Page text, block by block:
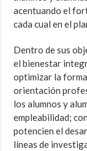
acentuando el
cada cual en el
Dentro de sus
el bienestar
optimizar la
orientación
los alumnos y
empleabilidad;
potencien el
líneas de